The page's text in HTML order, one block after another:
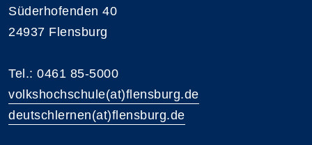
Süderhofenden 40
24937 Flensburg
Tel.: 0461 85-5000
volkshochschule(at)flensburg.de
deutschlernen(at)flensburg.de